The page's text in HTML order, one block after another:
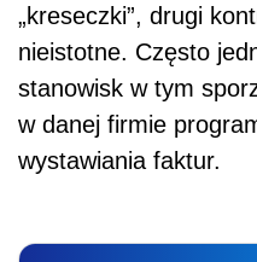
„kreseczki”, drugi
nieistotne. Często
stanowisk w tym
w danej firmie
wystawiania faktur.